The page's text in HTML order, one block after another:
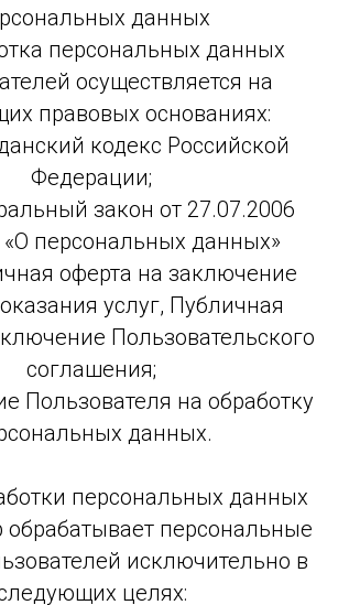
данных
персональных данных
осуществляется на
правовых основаниях:
кодекс Российской
Федерации;
закон от 27.07.2006
персональных данных»
оферта на заключение
услуг, Публичная
Пользовательского
соглашения;
Пользователя на обработку
данных.
персональных данных
обрабатывает персональные
исключительно в
целях: